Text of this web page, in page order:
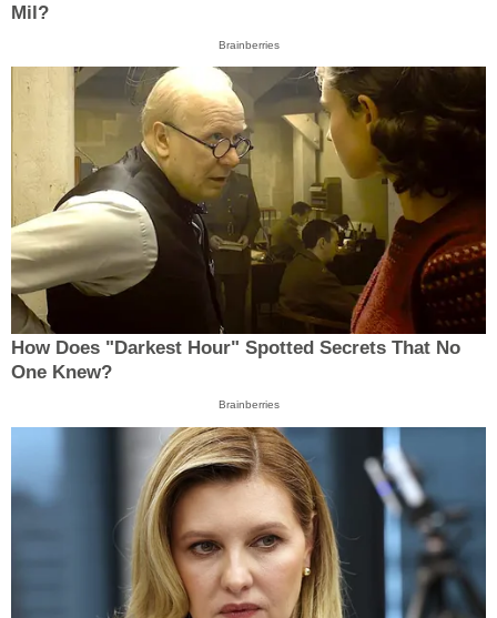
Mil?
Brainberries
How Does "Darkest Hour" Spotted Secrets That No
One Knew?
Brainberries